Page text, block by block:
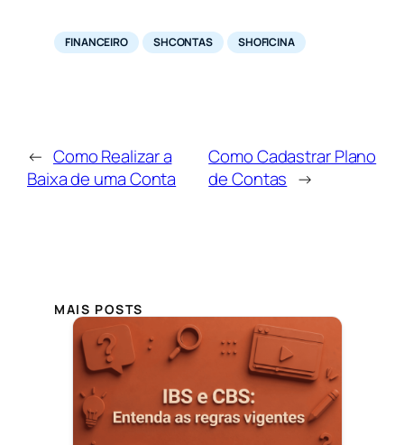
FINANCEIRO SHCONTAS SHOFICINA
← Como Realizar a
Baixa de uma Conta
Como Cadastrar Plano
de Contas →
MAIS POSTS